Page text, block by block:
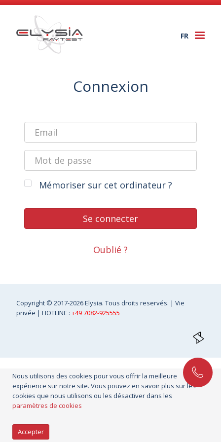
FR
Connexion
Mémoriser sur cet ordinateur ?
Se connecter
Oublié ?
Copyright © 2017-2026 Elysia. Tous droits reservés. |Vie
privée | HOTLINE :+49 7082-925555
Nous utilisons des cookies pour vous offrir la meilleure
expérience sur notre site. Vous pouvez en savoir plus sur les
cookies que nous utilisons ou les désactiver dans les
paramètres de cookies
Accepter